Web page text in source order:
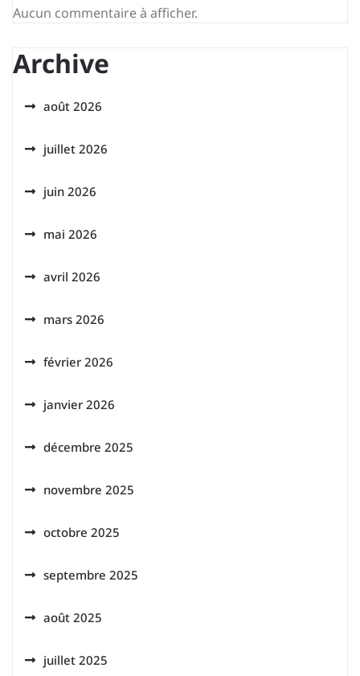
Aucun commentaire à afficher.
Archive
août 2026
juillet 2026
juin 2026
mai 2026
avril 2026
mars 2026
février 2026
janvier 2026
décembre 2025
novembre 2025
octobre 2025
septembre 2025
août 2025
juillet 2025